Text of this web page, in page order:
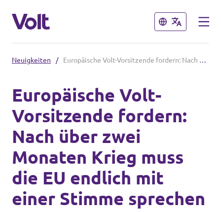
Schließen
Website von Volt NRW
Volt vor Ort in NRW
Volt in Deutschland
Website
Volt in deinem Bundesland
Schließen
Programm
Über Volt
Menschen
Neuigkeiten / Europäische Volt-Vorsitzende fordern: Nach über zwei Monaten Krieg muss die EU endlich mit einer Stimme sprechen
Europäische Volt-
Vorsitzende fordern:
Nach über zwei
Monaten Krieg muss
die EU endlich mit
einer Stimme sprechen